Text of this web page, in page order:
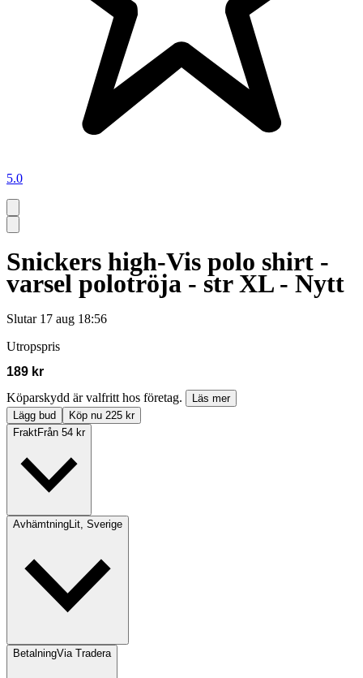
5.0
Snickers high-Vis polo shirt -
varsel polotröja - str XL - Nytt
Slutar 17 aug 18:56
Utropspris
189 kr
Köparskydd är valfritt hos företag.
Läs mer
Lägg bud
Köp nu 225 kr
FraktFrån 54 kr
AvhämtningLit, Sverige
BetalningVia Tradera